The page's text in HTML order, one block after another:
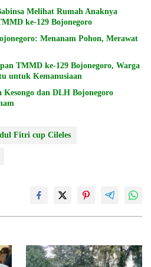
Melihat Rumah Anaknya
ke-129 Bojonegoro
Menanam Pohon, Merawat
TMMD ke-129 Bojonegoro, Warga
untuk Kemanusiaan
dan DLH Bojonegoro
Fitri cup Cileles